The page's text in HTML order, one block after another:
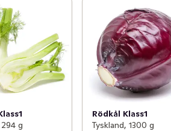
g
Rödkål Klass1
Tyskland, 1300 g